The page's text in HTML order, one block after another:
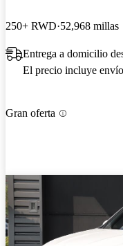
250+ RWD 52,968 millas
Entrega a domicilio
El precio incluye
Gran oferta